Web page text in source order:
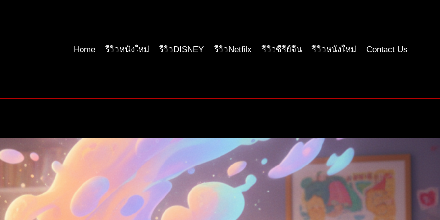
Home
รีวิวหนังใหม่ รีวิวDISNEY รีวิวNetfilx รีวิวซีรีย์จีน รีวิวหนังใหม่ Contact Us